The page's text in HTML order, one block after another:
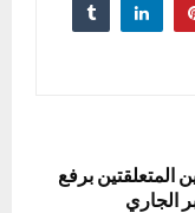
المتعلقتين برفع